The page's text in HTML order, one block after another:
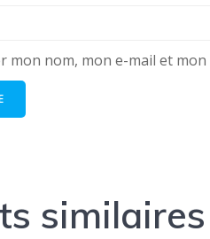
mon nom, mon e-mail et
similaires